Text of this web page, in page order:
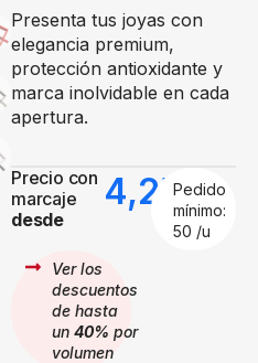
Presenta tus joyas con
elegancia premium,
protección antioxidante y
marca inolvidable en cada
apertura.
Precio con
marcaje
desde
4,25€
Pedido
mínimo:
50 /u
Ver los
descuentos
de hasta
un 40% por
volumen